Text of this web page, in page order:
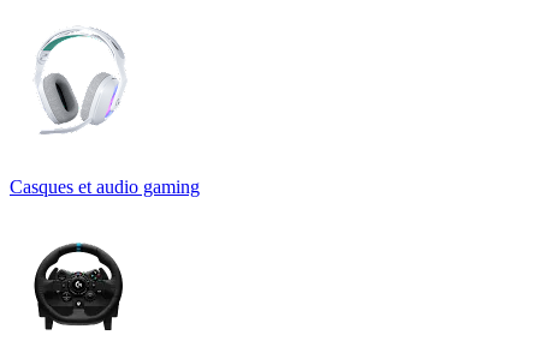
Casques et audio gaming